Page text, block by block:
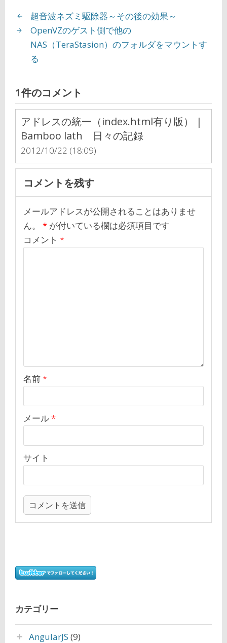
超音波ネズミ駆除器～その後の効果～
OpenVZのゲスト側で他の
NAS（TeraStasion）のフォルダをマウントす
る
1件のコメント
アドレスの統一（index.html有り版） |
Bamboo lath 日々の記録
2012/10/22 (18:09)
コメントを残す
メールアドレスが公開されることはありませ
ん。
* が付いている欄は必須項目です
コメント *
名前*
メール*
サイト
カテゴリー
AngularJS (9)